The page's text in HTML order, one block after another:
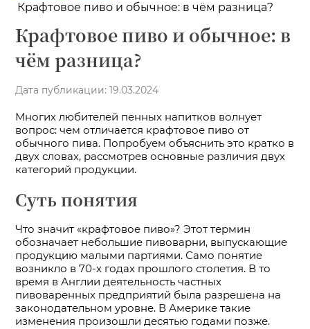
Крафтовое пиво и обычное: в чём разница?
Крафтовое пиво и обычное: в
чём разница?
Дата публикации: 19.03.2024
Многих любителей пенных напитков волнует
вопрос: чем отличается крафтовое пиво от
обычного пива. Попробуем объяснить это кратко в
двух словах, рассмотрев основные различия двух
категорий продукции.
Суть понятия
Что значит «крафтовое пиво»? Этот термин
обозначает небольшие пивоварни, выпускающие
продукцию малыми партиями. Само понятие
возникло в 70-х годах прошлого столетия. В то
время в Англии деятельность частных
пивоваренных предприятий была разрешена на
законодательном уровне. В Америке такие
изменения произошли десятью годами позже.